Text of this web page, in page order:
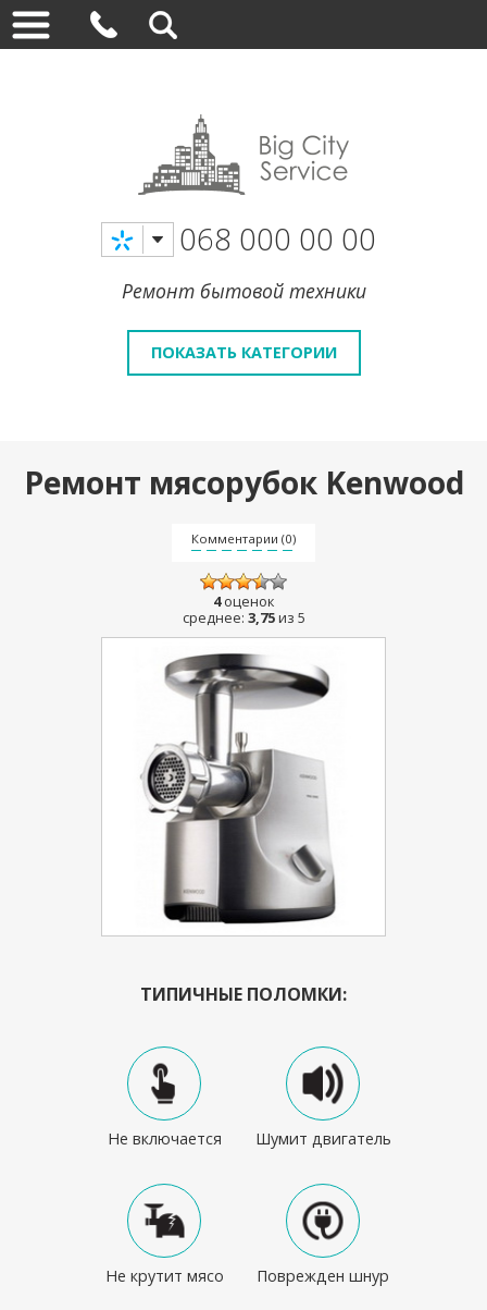
068 000 00 00
Ремонт бытовой техники
ПОКАЗАТЬ КАТЕГОРИИ
Ремонт мясорубок Kenwood
Комментарии (0)
4оценок
среднее: 3,75из 5
ТИПИЧНЫЕ ПОЛОМКИ:
Не включается Шумит двигатель
Не крутит мясо Поврежден шнур